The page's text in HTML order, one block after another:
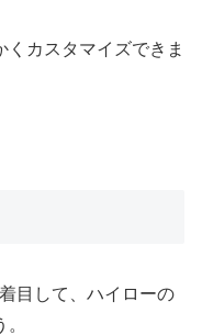
カスタマイズできま
目して、ハイローの